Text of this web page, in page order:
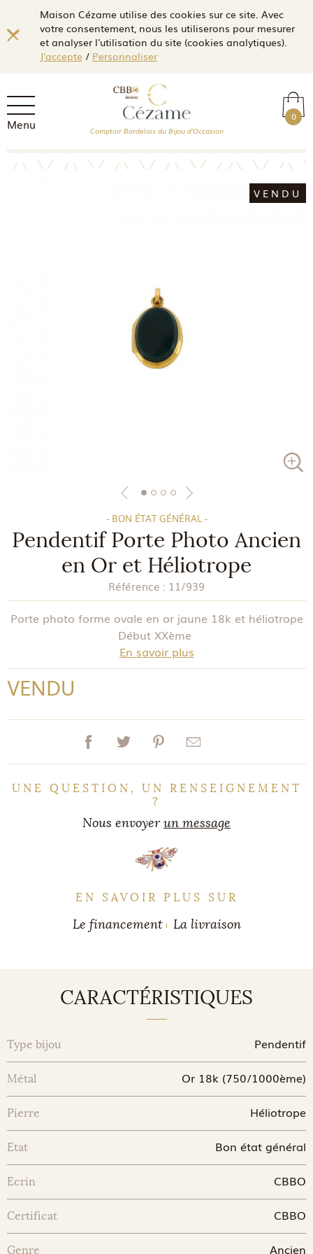
Maison Cézame utilise des cookies sur ce site. Avec
votre consentement, nous les utiliserons pour mesurer
et analyser l'utilisation du site (cookies analytiques).
J'accepte/ Personnaliser
Menu 0
Comptoir Bordelais du Bijou d'Occasion
VENDU
- BON ÉTAT GÉNÉRAL -
Pendentif Porte Photo Ancien
en Or et Héliotrope
Référence : 11/939
Porte photo forme ovale en or jaune 18k et héliotrope
Début XXème
En savoir plus
VENDU
UNE QUESTION, UN RENSEIGNEMENT
?
Nous envoyerun message
EN SAVOIR PLUS SUR
Le financement La livraison
CARACTÉRISTIQUES
Type bijou Pendentif
Métal Or 18k (750/1000ème)
Pierre Héliotrope
Etat Bon état général
Ecrin CBBO
Certificat CBBO
Genre Ancien